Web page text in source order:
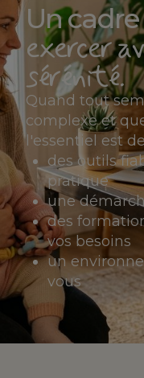
Un
exercer
sérénité.
Quand tout
complexe et
l'essentiel est
des outils
pratique
une
des
vos besoins
un
vous